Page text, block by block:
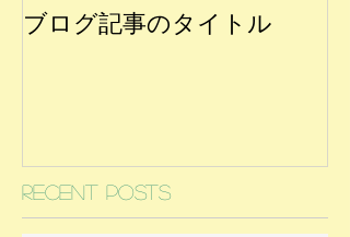
ブログ記事のタイトル
Recent Posts